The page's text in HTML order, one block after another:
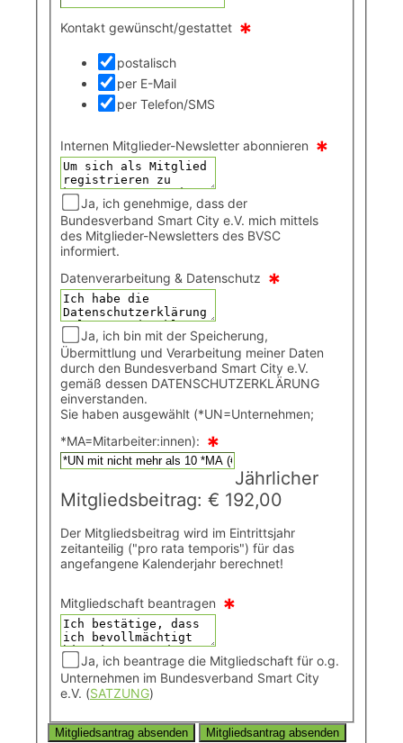
Kontakt gewünscht/gestattet *
postalisch
per E-Mail
per Telefon/SMS
Internen Mitglieder-Newsletter abonnieren *
Ja, ich genehmige, dass der
Bundesverband Smart City e.V. mich mittels
des Mitglieder-Newsletters des BVSC
informiert.
Datenverarbeitung & Datenschutz *
Ja, ich bin mit der Speicherung,
Übermittlung und Verarbeitung meiner Daten
durch den Bundesverband Smart City e.V.
gemäß dessen DATENSCHUTZERKLÄRUNG
einverstanden.
Sie haben ausgewählt (*UN=Unternehmen;
*MA=Mitarbeiter:innen):*
Jährlicher
Mitgliedsbeitrag: € 192,00
Der Mitgliedsbeitrag wird im Eintrittsjahr
zeitanteilig ("pro rata temporis") für das
angefangene Kalenderjahr berechnet!
Mitgliedschaft beantragen *
Ja, ich beantrage die Mitgliedschaft für o.g.
Unternehmen im Bundesverband Smart City
e.V. (SATZUNG)